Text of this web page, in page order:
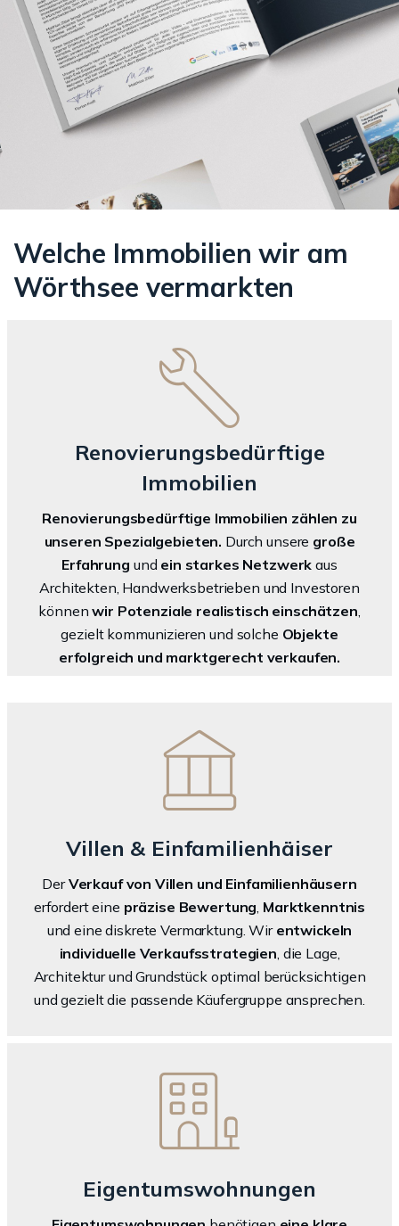
Welche Immobilien wir am
Wörthsee vermarkten
Renovierungsbedürftige
Immobilien
Renovierungsbedürftige Immobilien zählen zu
unseren Spezialgebieten. Durch unsere große
Erfahrung und ein starkes Netzwerk aus
Architekten, Handwerksbetrieben und Investoren
könnenwir Potenziale realistisch einschätzen,
gezielt kommunizieren und solche Objekte
erfolgreich und marktgerecht verkaufen.
Villen & Einfamilienhäiser
DerVerkauf von Villen und Einfamilienhäusern
erfordert eine präzise Bewertung, Marktkenntnis
und eine diskrete Vermarktung. Wir entwickeln
individuelle Verkaufsstrategien, die Lage,
Architektur und Grundstück optimal berücksichtigen
und gezielt die passende Käufergruppe ansprechen.
Eigentumswohnungen